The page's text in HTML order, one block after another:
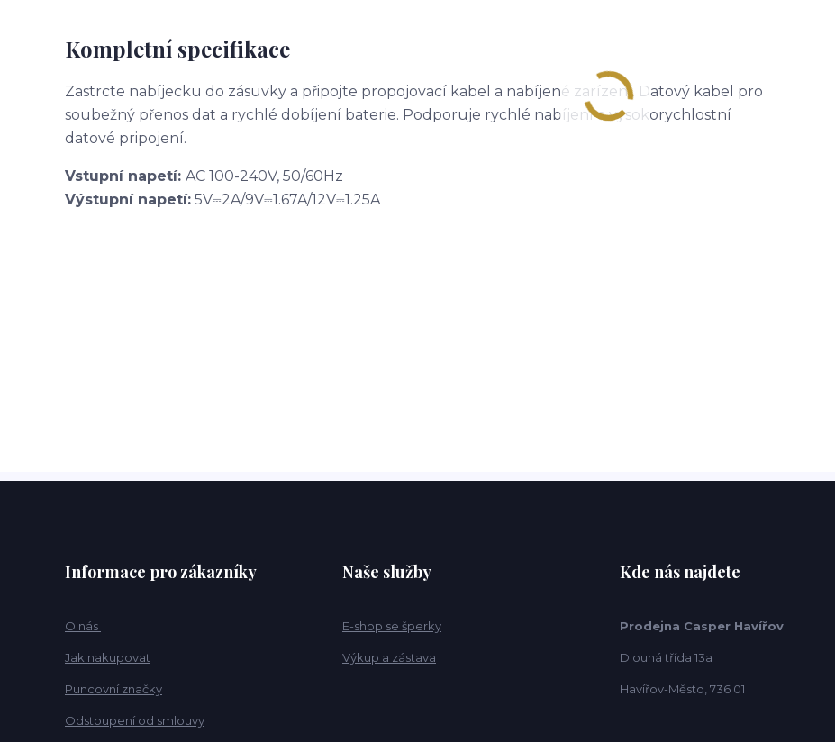
Kompletní specifikace
Zastrcte nabíjecku do zásuvky a připojte propojovací kabel a nabíjené zarízení. Datový kabel pro
soubežný přenos dat a rychlé dobíjení baterie. Podporuje rychlé nabíjení a vysokorychlostní
datové pripojení.
Vstupní napetí: AC 100-240V, 50/60Hz
Výstupní napetí: 5V⎓2A/9V⎓1.67A/12V⎓1.25A
Informace pro zákazníky
O nás
Jak nakupovat
Puncovní značky
Odstoupení od smlouvy
Naše služby
E-shop se šperky
Výkup a zástava
Kde nás najdete
Prodejna Casper Havířov
Dlouhá třída 13a
Havířov-Město, 736 01